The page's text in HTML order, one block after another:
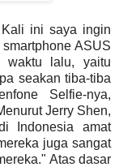
ini saya ingin
ASUS
waktu lalu, yaitu
seakan tiba-tiba
Selfie-nya,
Jerry Shen,
Indonesia amat
juga sangat
Atas dasar